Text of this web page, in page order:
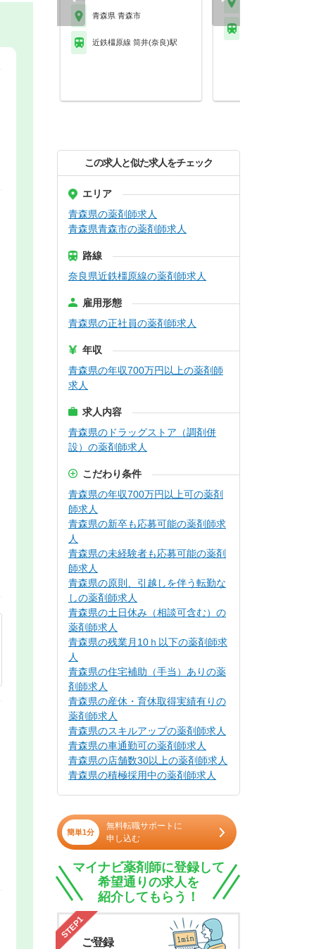
青森県 青森市
近鉄橿原線 筒井(奈良)駅
この求人と似た求人をチェック
エリア
青森県の薬剤師求人
青森県青森市の薬剤師求人
路線
奈良県近鉄橿原線の薬剤師求人
雇用形態
青森県の正社員の薬剤師求人
年収
青森県の年収700万円以上の薬剤師
求人
求人内容
青森県のドラッグストア（調剤併
設）の薬剤師求人
こだわり条件
青森県の年収700万円以上可の薬剤
師求人
青森県の新卒も応募可能の薬剤師求
人
青森県の未経験者も応募可能の薬剤
師求人
青森県の原則、引越しを伴う転勤な
しの薬剤師求人
青森県の土日休み（相談可含む）の
薬剤師求人
青森県の残業月10ｈ以下の薬剤師求
人
青森県の住宅補助（手当）ありの薬
剤師求人
青森県の産休・育休取得実績有りの
薬剤師求人
青森県のスキルアップの薬剤師求人
青森県の車通勤可の薬剤師求人
青森県の店舗数30以上の薬剤師求人
青森県の積極採用中の薬剤師求人
簡単1分
無料転職サポートに
申し込む
マイナビ薬剤師に登録して
希望通りの求人を
紹介してもらう！
STEP1
ご登録